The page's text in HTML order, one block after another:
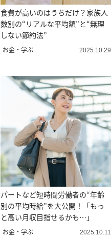
食費が高いのはうちだけ？家族人
数別の“リアルな平均額”と“無理
しない節約法”
お金・学ぶ 2025.10.29
パートなど短時間労働者の“年齢
別の平均時給”を大公開！「もっ
と高い月収目指せるかも…」
お金・学ぶ 2025.10.11